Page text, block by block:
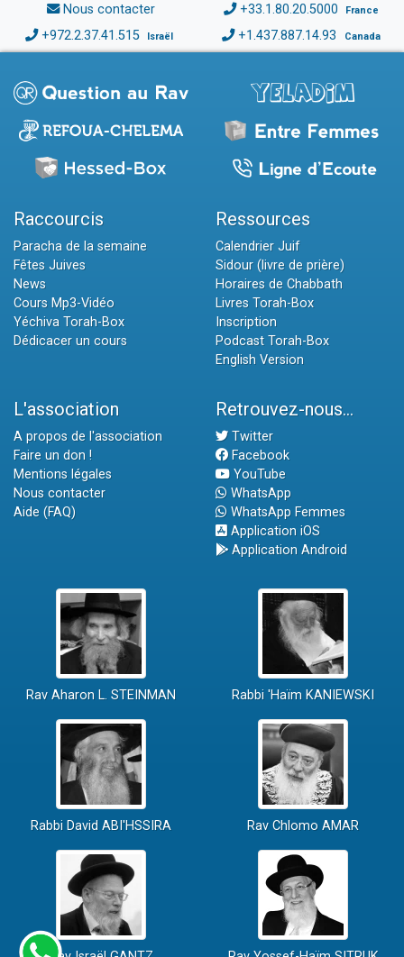
Nous contacter +33.1.80.20.5000 France
+972.2.37.41.515 Israël +1.437.887.14.93 Canada
Raccourcis
Paracha de la semaine
Fêtes Juives
News
Cours Mp3-Vidéo
Yéchiva Torah-Box
Dédicacer un cours
Ressources
Calendrier Juif
Sidour (livre de prière)
Horaires de Chabbath
Livres Torah-Box
Inscription
Podcast Torah-Box
English Version
L'association
A propos de l'association
Faire un don !
Mentions légales
Nous contacter
Aide (FAQ)
Retrouvez-nous...
Twitter
Facebook
YouTube
WhatsApp
WhatsApp Femmes
Application iOS
Application Android
Rav Aharon L. STEINMAN Rabbi 'Haïm KANIEWSKI
Rabbi David ABI'HSSIRA Rav Chlomo AMAR